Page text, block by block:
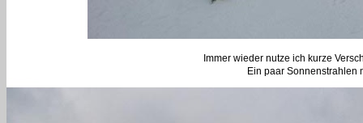
Immer wieder nutze ich kurze
Ein paar Sonnenstrahlen